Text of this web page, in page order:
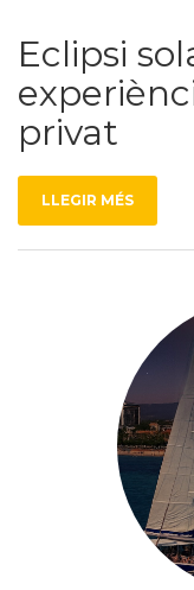
Eclipsi
privat
LLEGIR MÉS